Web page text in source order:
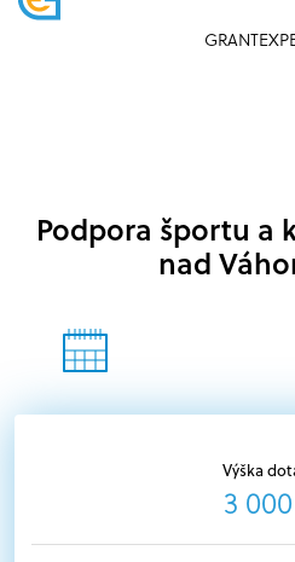
Výška
3
Podpora športu a
nad